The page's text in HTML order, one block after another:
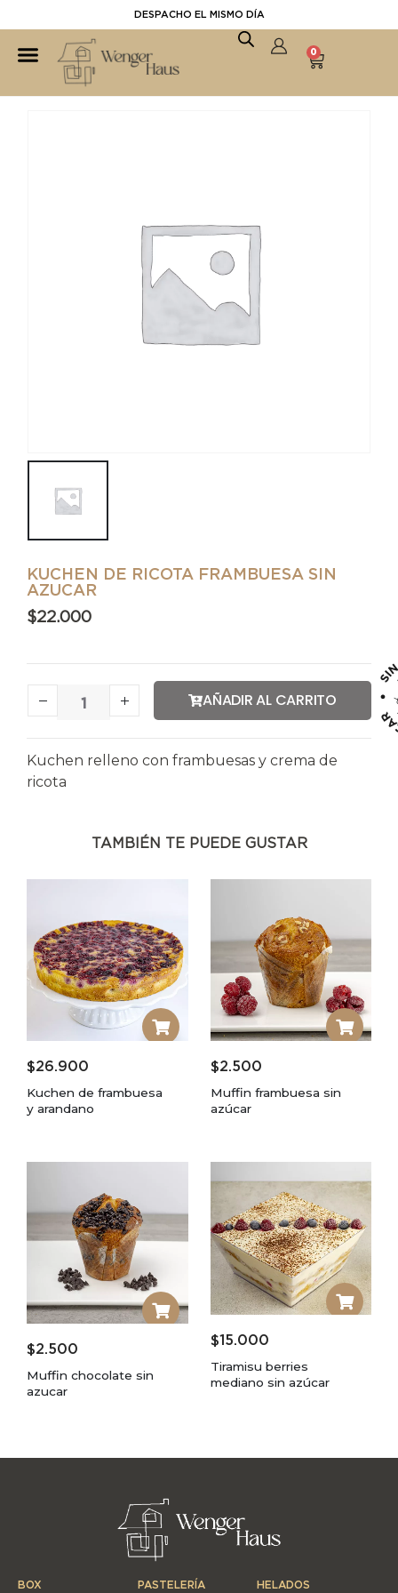
DESPACHO EL MISMO DÍA
0
KUCHEN DE RICOTA FRAMBUESA SIN
AZUCAR
$22.000
AÑADIR AL CARRITO
Kuchen relleno con frambuesas y crema de
ricota
TAMBIÉN TE PUEDE GUSTAR
$26.900
Kuchen de frambuesa
y arandano
$2.500
Muffin frambuesa sin
azúcar
$2.500
Muffin chocolate sin
azucar
$15.000
Tiramisu berries
mediano sin azúcar
BOX PASTELERÍA HELADOS